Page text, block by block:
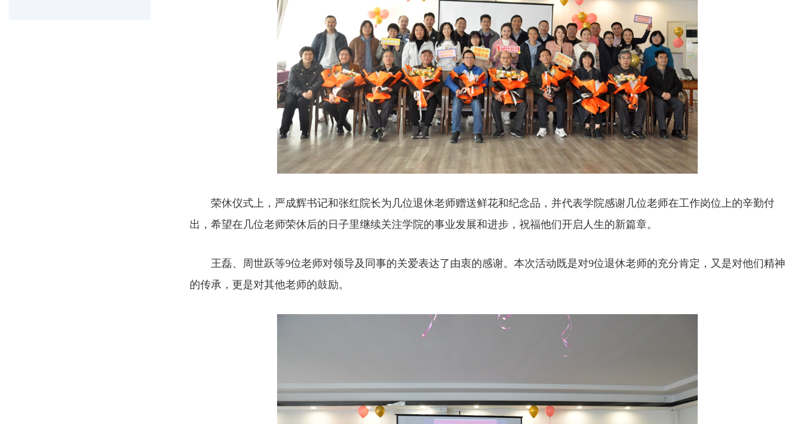
荣休仪式上，严成辉书记和张红院长为几位退休老师赠送鲜花和纪念品，并代表学院感谢几位老师在工作岗位上的辛勤付
出，希望在几位老师荣休后的日子里继续关注学院的事业发展和进步，祝福他们开启人生的新篇章。
王磊、周世跃等9位老师对领导及同事的关爱表达了由衷的感谢。本次活动既是对9位退休老师的充分肯定，又是对他们精神
的传承，更是对其他老师的鼓励。